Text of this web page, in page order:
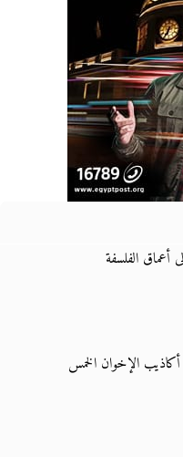
أعماق الفلسفة
الإخوان الخمس